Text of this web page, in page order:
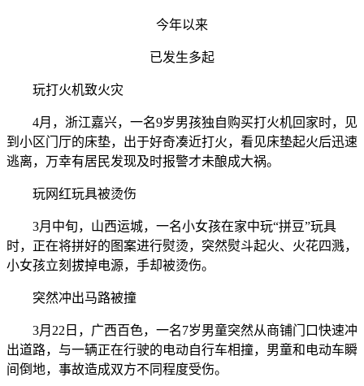
今年以来
已发生多起
玩打火机致火灾
4月，浙江嘉兴，一名9岁男孩独自购买打火机回家时，见
到小区门厅的床垫，出于好奇凑近打火，看见床垫起火后迅速
逃离，万幸有居民发现及时报警才未酿成大祸。
玩网红玩具被烫伤
3月中旬，山西运城，一名小女孩在家中玩“拼豆”玩具
时，正在将拼好的图案进行熨烫，突然熨斗起火、火花四溅，
小女孩立刻拔掉电源，手却被烫伤。
突然冲出马路被撞
3月22日，广西百色，一名7岁男童突然从商铺门口快速冲
出道路，与一辆正在行驶的电动自行车相撞，男童和电动车瞬
间倒地，事故造成双方不同程度受伤。